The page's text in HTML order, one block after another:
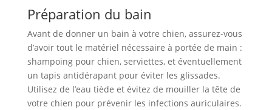
Préparation du bain
Avant de donner un bain à votre chien, assurez-vous
d’avoir tout le matériel nécessaire à portée de main :
shampoing pour chien, serviettes, et éventuellement
un tapis antidérapant pour éviter les glissades.
Utilisez de l’eau tiède et évitez de mouiller la tête de
votre chien pour prévenir les infections auriculaires.